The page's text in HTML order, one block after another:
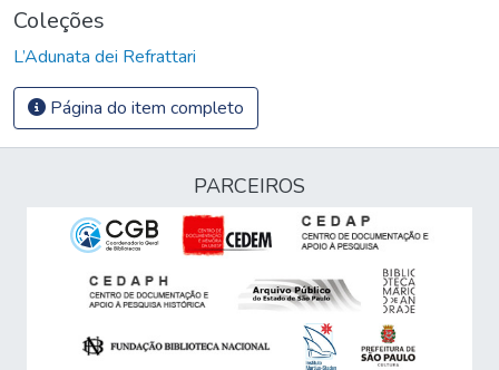
Coleções
L’Adunata dei Refrattari
Página do item completo
PARCEIROS